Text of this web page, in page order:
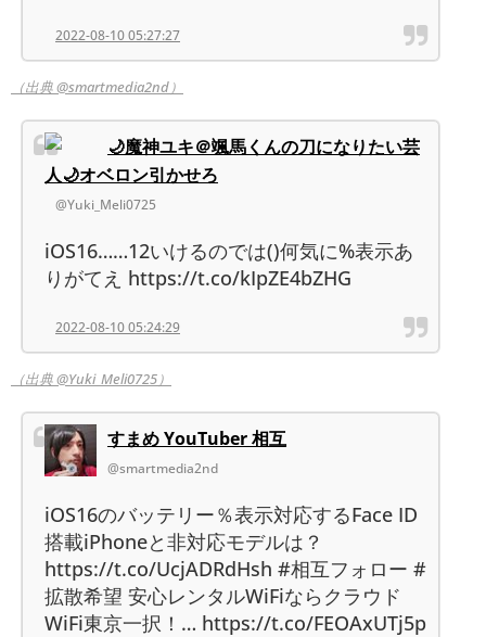
2022-08-10 05:27:27
（出典 @smartmedia2nd）
🌙魔神ユキ＠颯馬くんの刀になりたい芸
人🌙オベロン引かせろ
@Yuki_Meli0725
iOS16……12いけるのでは()何気に%表示あ
りがてえ https://t.co/kIpZE4bZHG
2022-08-10 05:24:29
（出典 @Yuki_Meli0725）
すまめ YouTuber 相互
@smartmedia2nd
iOS16のバッテリー％表示対応するFace ID
搭載iPhoneと非対応モデルは？
https://t.co/UcjADRdHsh #相互フォロー #
拡散希望 安心レンタルWiFiならクラウド
WiFi東京一択！… https://t.co/FEOAxUTj5p